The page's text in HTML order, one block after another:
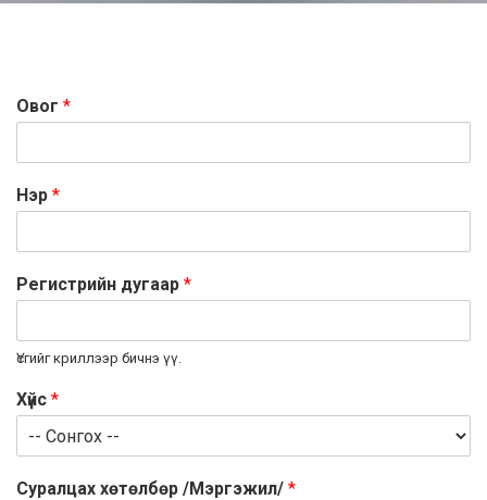
Овог *
Нэр *
Регистрийн дугаар *
Үсгийг криллээр бичнэ үү.
Хүйс *
Суралцах хөтөлбөр /Мэргэжил/ *